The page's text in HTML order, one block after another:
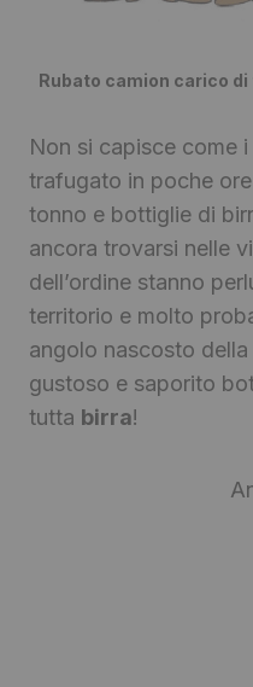
Rubato camion carico
Non si capisce come
trafugato in poche
tonno e bottiglie di
ancora trovarsi nelle
dell’ordine stanno
territorio e molto
angolo nascosto
gustoso e saporito
tutta birra!